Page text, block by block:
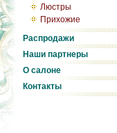
Люстры
Прихожие
Распродажи
Наши партнеры
О салоне
Контакты